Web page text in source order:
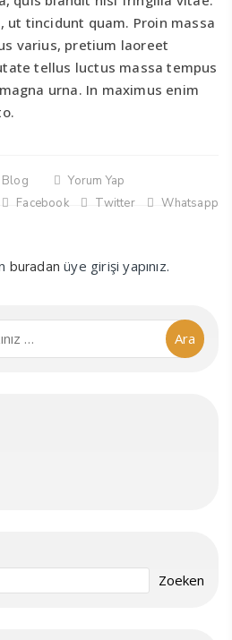
ut tincidunt quam. Proin massa
varius, pretium laoreet
tellus luctus massa tempus
urna. In maximus enim
Blog
Yorum Yap
Facebook
Twitter Whatsapp
buradan üye girişi yapınız.
Ara
Zoeken